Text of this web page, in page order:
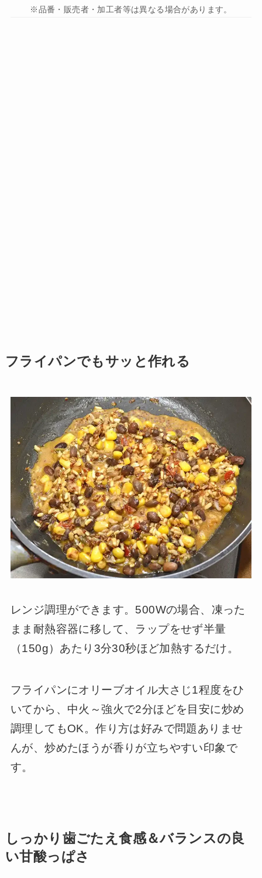
※品番・販売者・加工者等は異なる場合があります。
フライパンでもサッと作れる
レンジ調理ができます。500Wの場合、凍った
まま耐熱容器に移して、ラップをせず半量
（150g）あたり3分30秒ほど加熱するだけ。
フライパンにオリーブオイル大さじ1程度をひ
いてから、中火～強火で2分ほどを目安に炒め
調理してもOK。作り方は好みで問題ありませ
んが、炒めたほうが香りが立ちやすい印象で
す。
しっかり歯ごたえ食感＆バランスの良
い甘酸っぱさ